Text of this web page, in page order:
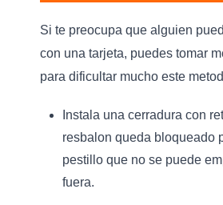
Si te preocupa que alguien
con una tarjeta, puedes tomar
para dificultar mucho este
Instala una cerradura con
resbalon queda bloqueado
pestillo que no se puede
fuera.